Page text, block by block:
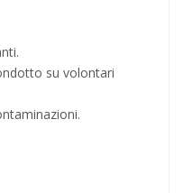
su volontari